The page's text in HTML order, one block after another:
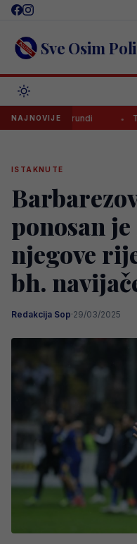
Skip
content Sve Osim
NAJNOVIJE
prvoj rundi Trener
ISTAKNUTE
ponosan je
njegove
bh.
Redakcija Sop·29/03/2025